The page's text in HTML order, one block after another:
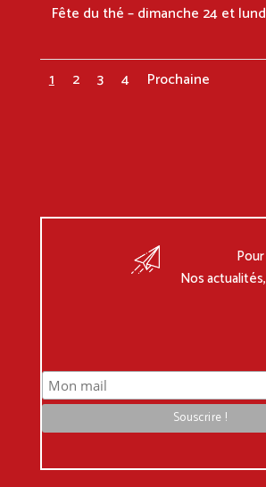
Fête du thé – dimanche 24 et
1 2 3 4 Prochaine
Nos